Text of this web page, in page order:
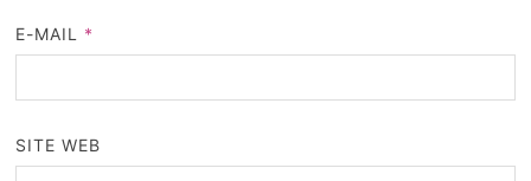
E-MAIL *
SITE WEB